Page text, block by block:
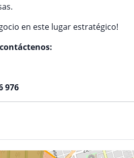
en este lugar estratégico!
976